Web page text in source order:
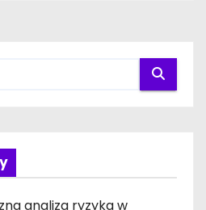
analiza ryzyka w